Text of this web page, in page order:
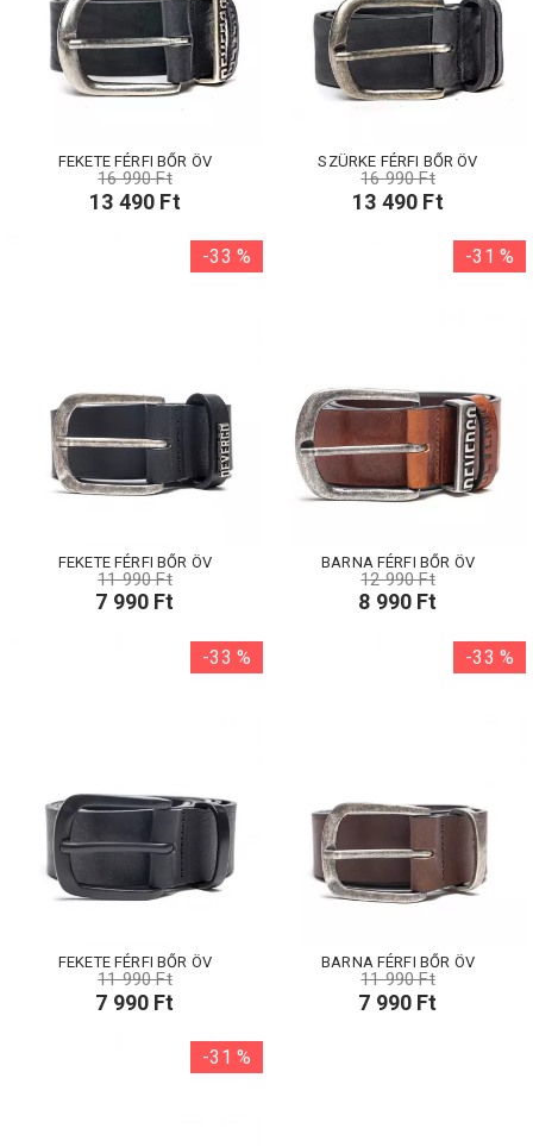
FEKETE FÉRFI BŐR ÖV
16 990 Ft
13 490 Ft
SZÜRKE FÉRFI BŐR ÖV
16 990 Ft
13 490 Ft
-33 %
FEKETE FÉRFI BŐR ÖV
11 990 Ft
7 990 Ft
-31 %
BARNA FÉRFI BŐR ÖV
12 990 Ft
8 990 Ft
-33 %
FEKETE FÉRFI BŐR ÖV
11 990 Ft
7 990 Ft
-33 %
BARNA FÉRFI BŐR ÖV
11 990 Ft
7 990 Ft
-31 %